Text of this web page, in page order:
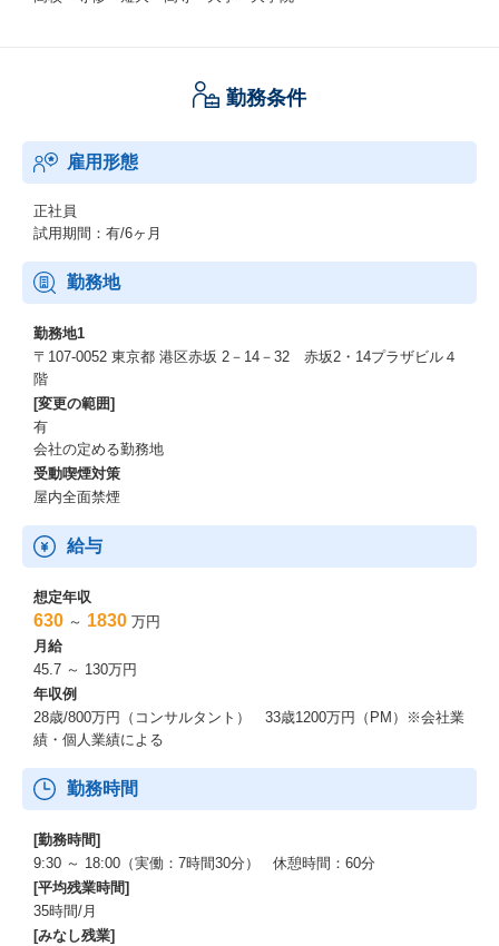
勤務条件
雇用形態
正社員
試用期間：有/6ヶ月
勤務地
勤務地1
〒107-0052 東京都 港区赤坂 2－14－32 赤坂2・14プラザビル４
階
[変更の範囲]
有
会社の定める勤務地
受動喫煙対策
屋内全面禁煙
給与
想定年収
630 ～ 1830 万円
月給
45.7 ～ 130万円
年収例
28歳/800万円（コンサルタント） 33歳1200万円（PM）※会社業
績・個人業績による
勤務時間
[勤務時間]
9:30 ～ 18:00（実働：7時間30分） 休憩時間：60分
[平均残業時間]
35時間/月
[みなし残業]